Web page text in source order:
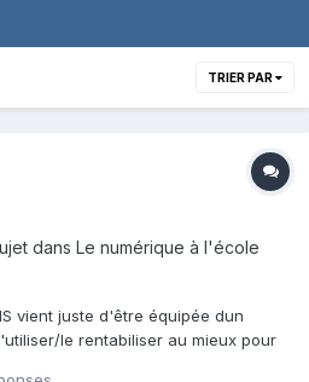
TRIER PAR
dans Le numérique à l'école
vient juste d'être équipée dun
le rentabiliser au mieux pour